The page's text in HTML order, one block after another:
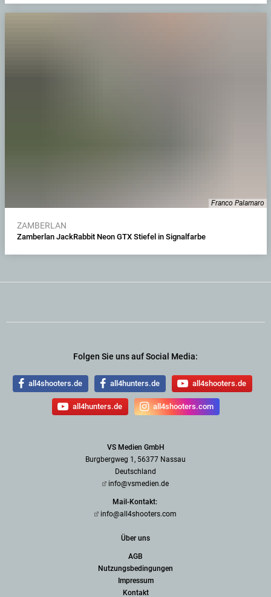
Franco Palamaro
ZAMBERLAN
Zamberlan JackRabbit Neon GTX Stiefel in Signalfarbe
Folgen Sie uns auf Social Media:
all4shooters.de all4hunters.de all4shooters.de
all4hunters.de all4shooters.com
VS Medien GmbH
Burgbergweg 1, 56377 Nassau
Deutschland
info@vsmedien.de
Mail-Kontakt:
info@all4shooters.com
Über uns
AGB
Nutzungsbedingungen
Impressum
Kontakt